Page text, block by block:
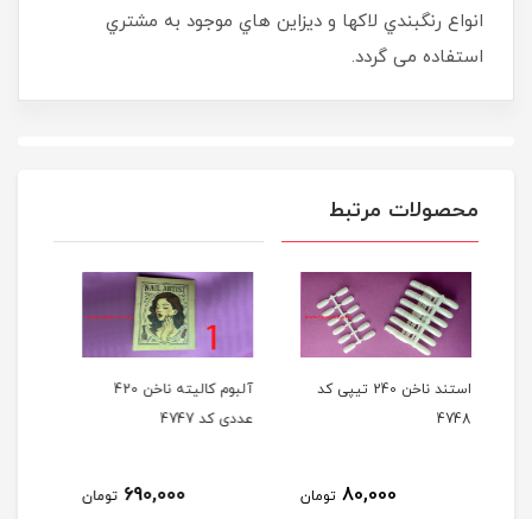
انواع رنگبندي لاکها و ديزاين هاي موجود به مشتري
استفاده می گردد.
محصولات مرتبط
690,000
عددي کد 4738
80,000